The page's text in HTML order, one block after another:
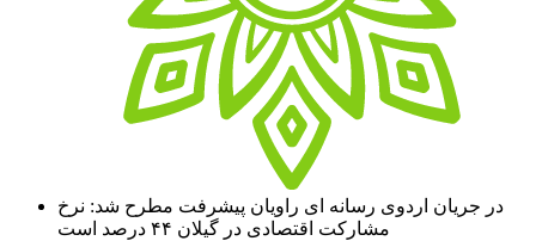
در جریان اردوی رسانه ای راویان پیشرفت مطرح شد: نرخ
مشارکت اقتصادی در گیلان ۴۴ درصد است